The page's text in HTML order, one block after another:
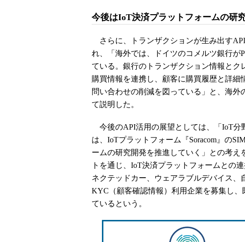
今後はIoT決済プラットフォームの研
さらに、トランザクションが生み出す
れ、「海外では、ドイツのコメルツ銀行が
ている。銀行のトランザクション情報と
購買情報を連携し、顧客に購買履歴と詳
問い合わせの削減を図っている」と、海
て説明した。
今後のAPI活用の展望としては、「IoT分
は、IoTプラットフォーム『Soracom』の
ームの研究開発を推進していく」との考
トを通じ、IoT決済プラットフォームとの
ネクテッドカー、ウェアラブルデバイス
KYC（顧客確認情報）利用企業を募集し
ているという。